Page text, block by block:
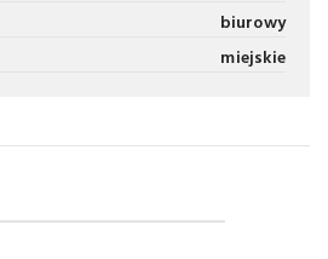
biurowy
miejskie